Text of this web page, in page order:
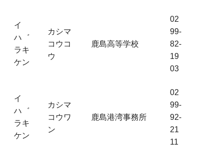
イ
ハ゛
ラキ
ケン
カシマ
コウコ
ウ
鹿島高等学校
02
99-
82-
19
03
イ
ハ゛
ラキ
ケン
カシマ
コウワ
ン
鹿島港湾事務所
02
99-
92-
21
11